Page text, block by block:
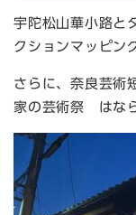
宇陀松山華小路と
クションマッピン
さらに、奈良芸術
家の芸術祭 はな